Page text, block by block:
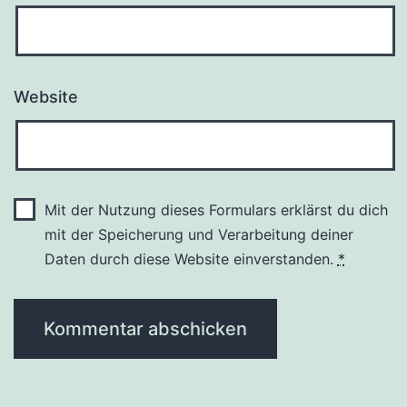
Website
Mit der Nutzung dieses Formulars erklärst du dich
mit der Speicherung und Verarbeitung deiner
Daten durch diese Website einverstanden. *